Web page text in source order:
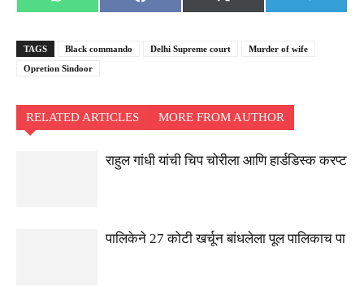
on
on
on
(Twitter)
on
TAGS Black commando Delhi Supreme court
Murder of wife
Opretion Sindoor
RELATED ARTICLES MORE FROM AUTHOR
राहुल गांधी यांची चिप चोरीला आणि हार्डडिस्क करप्ट
पालिकेने 27 कोटी खर्चून बांधलेला पूल पालिकाच पा